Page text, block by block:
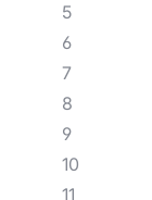
5
6
7
8
9
10
11